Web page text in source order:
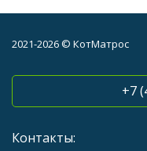
2021-2026 © КотМатрос
+7
Контакты: